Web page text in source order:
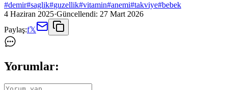
#demir#saglik#guzellik#vitamin#anemi#takviye#bebek
4 Haziran 2025·Güncellendi: 27 Mart 2026
Paylaş:f𝕏
Yorumlar: